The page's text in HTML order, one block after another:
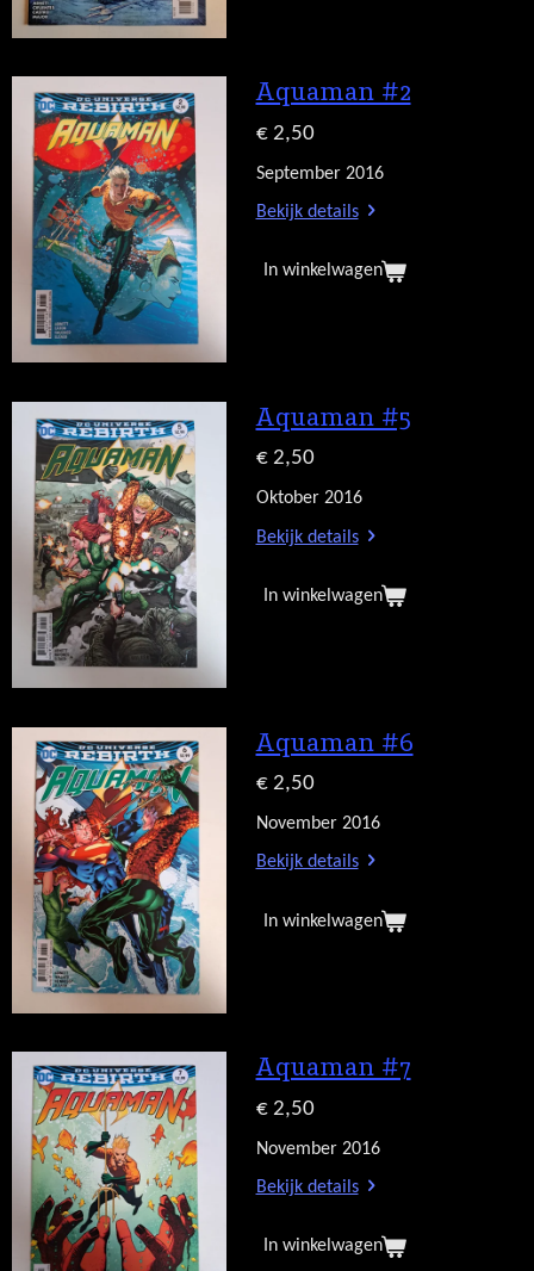
Aquaman #2
€ 2,50
September 2016
Bekijk details
In winkelwagen
Aquaman #5
€ 2,50
Oktober 2016
Bekijk details
In winkelwagen
Aquaman #6
€ 2,50
November 2016
Bekijk details
In winkelwagen
Aquaman #7
€ 2,50
November 2016
Bekijk details
In winkelwagen